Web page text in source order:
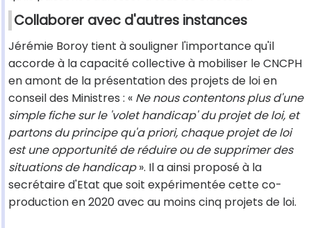
Collaborer avec d'autres instances
Jérémie Boroy tient à souligner l'importance qu'il
accorde à la capacité collective à mobiliser le CNCPH
en amont de la présentation des projets de loi en
conseil des Ministres : « Ne nous contentons plus d'une
simple fiche sur le 'volet handicap' du projet de loi, et
partons du principe qu'a priori, chaque projet de loi
est une opportunité de réduire ou de supprimer des
situations de handicap». Il a ainsi proposé à la
secrétaire d'Etat que soit expérimentée cette co-
production en 2020 avec au moins cinq projets de loi.